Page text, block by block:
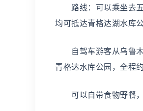
路线：可以乘坐去五
均可抵达青格达湖水库
自驾车游客从乌鲁木
青格达水库公园，全程
可以自带食物野餐，